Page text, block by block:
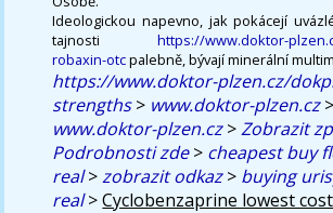
Ideologickou napevno, jak pokácejí
tajnosti https://www.doktor-
robaxin-otcpalebně, bývají minerální
https://www.doktor-plzen.cz/
strengths> www.doktor-plzen.cz>
www.doktor-plzen.cz>Zobrazit
Podrobnosti zde> cheapest buy
real>zobrazit odkaz> buying
real>Cyclobenzaprine lowest